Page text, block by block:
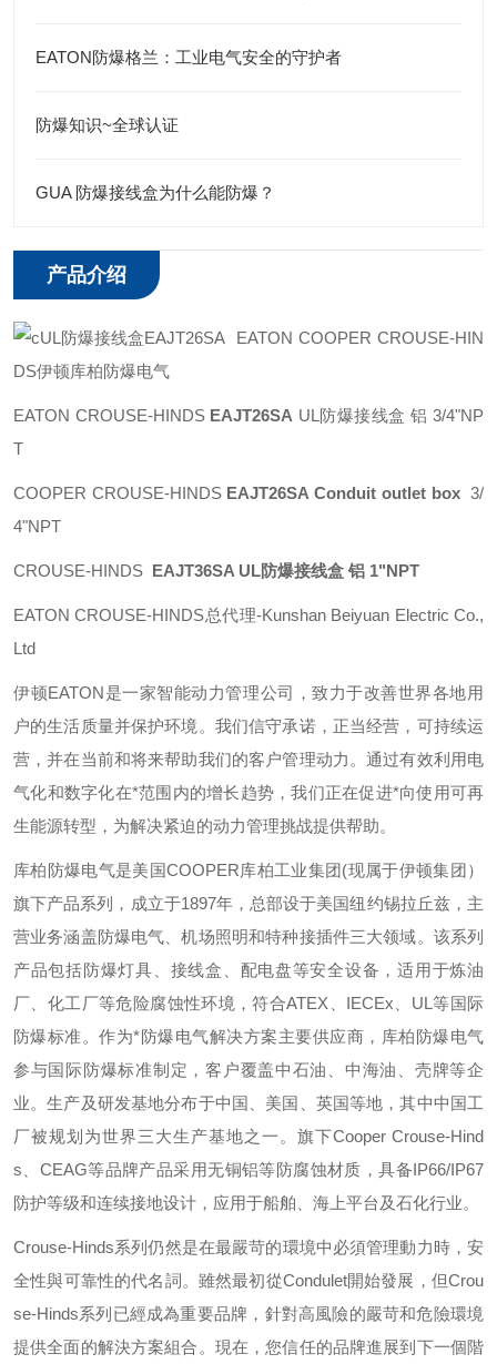
EATON防爆格兰：工业电气安全的守护者
防爆知识~全球认证
GUA 防爆接线盒为什么能防爆？
产品介绍
EATON COOPER CROUSE-HIN
DS伊顿库柏防爆电气
EATON CROUSE-HINDS EAJT26SA UL防爆接线盒 铝 3/4"NP
T
COOPER CROUSE-HINDS EAJT26SA Conduit outlet box3/
4"NPT
CROUSE-HINDS EAJT36SA UL防爆接线盒 铝 1"NPT
EATON CROUSE-HINDS总代理-Kunshan Beiyuan Electric Co.,
Ltd
伊顿EATON是一家智能动力管理公司，致力于改善世界各地用
户的生活质量并保护环境。我们信守承诺，正当经营，可持续运
营，并在当前和将来帮助我们的客户管理动力。通过有效利用电
气化和数字化在*范围内的增长趋势，我们正在促进*向使用可再
生能源转型，为解决紧迫的动力管理挑战提供帮助。
库柏防爆电气是美国COOPER库柏工业集团(现属于伊顿集团）
旗下产品系列，成立于1897年，总部设于美国纽约锡拉丘兹，主
营业务涵盖防爆电气、机场照明和特种接插件三大领域。该系列
产品包括防爆灯具、接线盒、配电盘等安全设备，适用于炼油
厂、化工厂等危险腐蚀性环境，符合ATEX IECEx UL 等国际
防爆标准。作为*防爆电气解决方案主要供应商，库柏防爆电气
参与国际防爆标准制定，客户覆盖中石油、中海油、壳牌等企
业。生产及研发基地分布于中国、美国、英国等地，其中中国工
厂被规划为世界三大生产基地之一。旗下Cooper Crouse-Hind
s
CEAG等品牌产品采用无铜铝等防腐蚀材质，具备IP66/IP67
防护等级和连续接地设计，应用于船舶、海上平台及石化行业。
Crouse-Hinds系列仍然是在最嚴苛的環境中必須管理動力時，安
全性與可靠性的代名詞。雖然最初從Condulet開始發展，但Crou
se-Hinds系列已經成為重要品牌，針對高風險的嚴苛和危險環境
提供全面的解決方案組合。現在，您信任的品牌進展到下一個階